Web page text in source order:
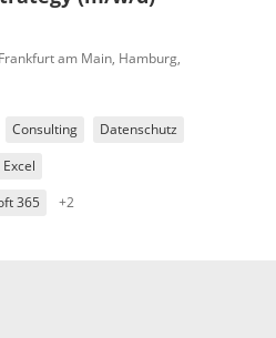
Frankfurt am Main, Hamburg,
Consulting Datenschutz
Excel
365 +2